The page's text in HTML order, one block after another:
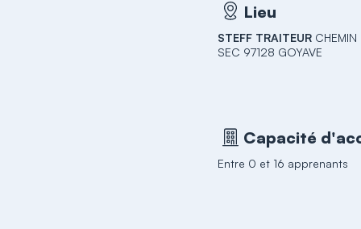
Lieu
STEFF TRAITEUR
SEC 97128 GOYAVE
Capacité
Entre 0 et 16 apprenants